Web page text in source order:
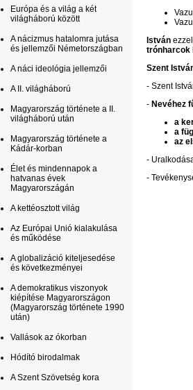
Európa és a világ a két
világháború között
A nácizmus hatalomra jutása
és jellemzői Németországban
A náci ideológia jellemzői
A II. világháború
Magyarország története a II.
világháború után
Magyarország története a
Kádár-korban
Élet és mindennapok a
hatvanas évek
Magyarországán
A kettéosztott világ
Az Európai Unió kialakulása
és működése
A globalizáció kiteljesedése
és következményei
A demokratikus viszonyok
kiépítése Magyarországon
(Magyarország története 1990
után)
Vallások az ókorban
Hódító birodalmak
A Szent Szövetség kora
István
trónharcok
Szent
- Szent
- Nevéhez
a
a
az
-
-